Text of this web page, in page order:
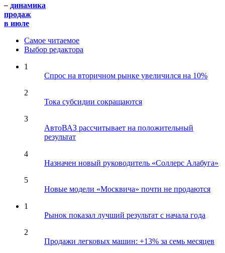
– динамика
продаж
в июле
Самое читаемое
Выбор редактора
1
Спрос на вторичном рынке увеличился на 10%
2
Тока субсидии сокращаются
3
АвтоВАЗ рассчитывает на положительный
результат
4
Назначен новый руководитель «Соллерс Алабуга»
5
Новые модели «Москвича» почти не продаются
1
Рынок показал лучший результат с начала года
2
Продажи легковых машин: +13% за семь месяцев